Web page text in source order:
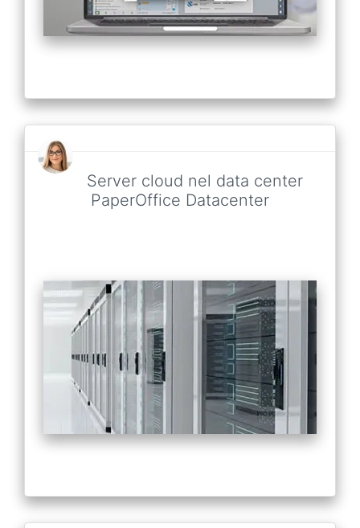
Server cloud nel data center
PaperOffice Datacenter